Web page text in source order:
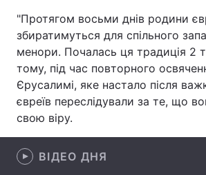
Головна
Україна Політика
Економіка Світ
Спорт
Техно і зв'язок
"Протягом восьми днів родини
збиратимуться для спільного
менори. Почалась ця традиція 2
тому, під час повторного
Єрусалимі, яке настало після
євреїв переслідували за те, що
свою віру.
ВІДЕО ДНЯ